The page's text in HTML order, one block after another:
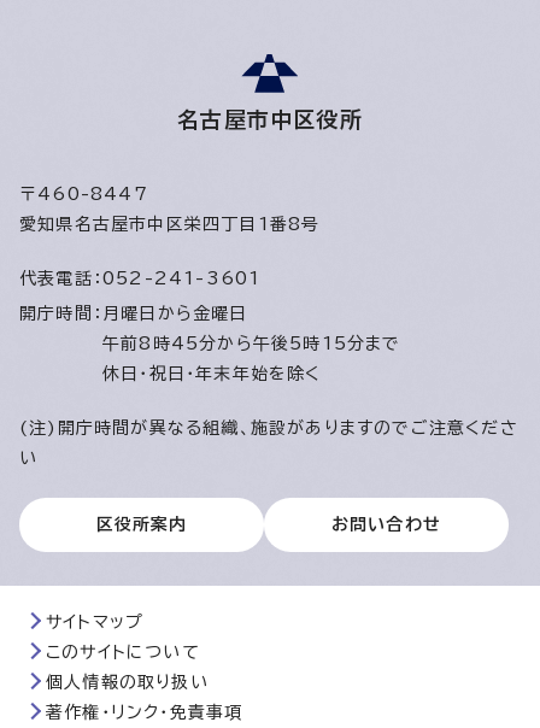
名古屋市中区役所
〒460-8447
愛知県名古屋市中区栄四丁目1番8号
代表電話： 052-241-3601
開庁時間： 月曜日から金曜日
午前8時45分から午後5時15分まで
休日・祝日・年末年始を除く
(注)開庁時間が異なる組織、施設がありますのでご注意くださ
い
区役所案内 お問い合わせ
サイトマップ
このサイトについて
個人情報の取り扱い
著作権・リンク・免責事項